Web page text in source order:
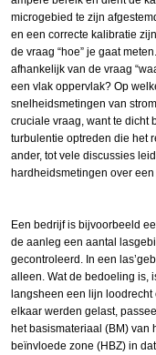
microgebied te zijn
en een correcte kalibratie
de vraag “hoe” je gaat
afhankelijk van de vraag
een vlak oppervlak? Op
snelheidsmetingen van
cruciale vraag, want te dicht
turbulentie optreden die het
ander, tot vele discussies
hardheidsmetingen over
Een bedrijf is bijvoorbeeld
de aanleg een aantal
gecontroleerd. In een
alleen. Wat de bedoeling is,
langsheen een lijn
elkaar werden gelast,
het basismateriaal (BM) van
beïnvloede zone (HBZ) in